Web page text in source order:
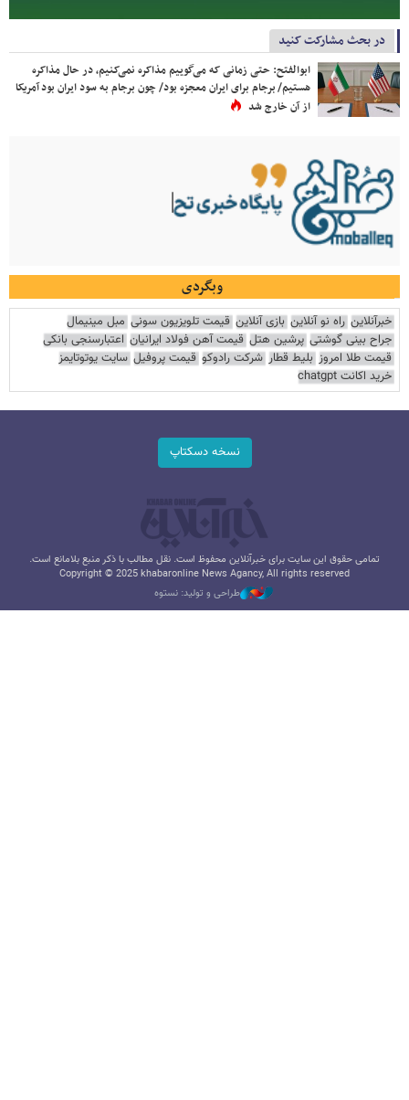
در بحث مشارکت کنید
ابوالفتح: حتی زمانی که می‌گوییم مذاکره نمی‌کنیم، در حال مذاکره
هستیم/ برجام برای ایران معجزه بود/ چون برجام به سود ایران بود آمریکا
از آن خارج شد
وبگردی
خبرآنلاین راه نو آنلاین بازی آنلاین قیمت تلویزیون سونی مبل مینیمال
جراح بینی گوشتی پرشین هتل قیمت آهن فولاد ایرانیان اعتبارسنجی بانکی
قیمت طلا امروز بلیط قطار شرکت رادوکو قیمت پروفیل سایت یوتوتایمز
خرید اکانت chatgpt
نسخه دسکتاپ
تمامی حقوق این سایت برای خبرآنلاین محفوظ است. نقل مطالب با ذکر منبع بلامانع است.
Copyright © 2025 khabaronline News Agancy, All rights reserved
طراحی و تولید: نستوه